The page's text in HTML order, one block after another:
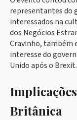
representantes do
interessados na
dos Negócios
Cravinho, também
interesse do
Unido após o Brexit.
Britânica